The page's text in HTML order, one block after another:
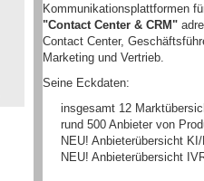
Kommunikationsplattformen
"Contact Center & CRM"
Contact Center,
Marketing und Vertrieb.
Seine Eckdaten:
insgesamt 12
rund 500 Anbieter von
NEU! Anbieterübersicht
NEU! Anbieterübersicht